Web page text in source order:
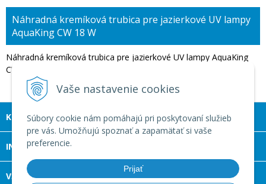
Vaše nastavenie cookies
Súbory cookie nám pomáhajú pri poskytovaní služieb
pre vás. Umožňujú spoznať a zapamätať si vaše
preferencie.
Prijať
Náhradná kremíková trubica pre jazierkové UV lampy
AquaKing CW 18 W
Náhradná kremíková trubica pre jazierkové UV lampy AquaKing
CW 18 W
KONTAKT
INFOLINKA
VŠETKO O NÁKUPE